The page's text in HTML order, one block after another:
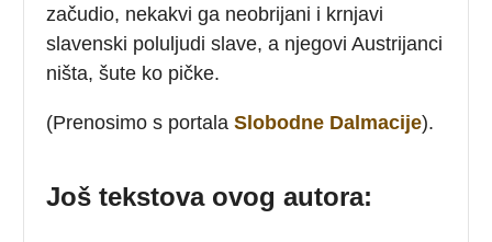
začudio, nekakvi ga neobrijani i krnjavi
slavenski poluljudi slave, a njegovi Austrijanci
ništa, šute ko pičke.
(Prenosimo s portalaSlobodne Dalmacije).
Još tekstova ovog autora: